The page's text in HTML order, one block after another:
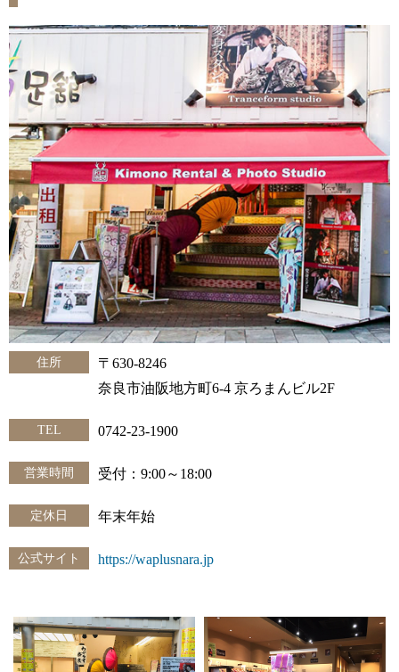
住所
〒630-8246
奈良市油阪地方町6-4 京ろまんビル2F
TEL 0742-23-1900
営業時間 受付：9:00～18:00
定休日 年末年始
公式サイト https://waplusnara.jp